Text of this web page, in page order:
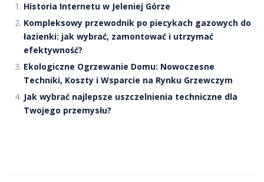
Historia Internetu w Jeleniej Górze
Kompleksowy przewodnik po piecykach gazowych do
łazienki: jak wybrać, zamontować i utrzymać
efektywność?
Ekologiczne Ogrzewanie Domu: Nowoczesne
Techniki, Koszty i Wsparcie na Rynku Grzewczym
Jak wybrać najlepsze uszczelnienia techniczne dla
Twojego przemysłu?